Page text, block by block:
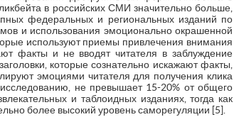
в российских СМИ значительно больше,
федеральных и региональных изданий по
и использования эмоционально окрашенной
используют приемы привлечения внимания
факты и не вводят читателя в заблуждение
которые сознательно искажают факты,
эмоциями читателя для получения клика
не превышает 15-20% от общего
и таблоидных изданиях, тогда как
более высокий уровень саморегуляции [5].